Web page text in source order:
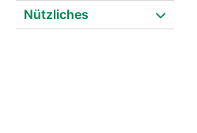
Nützliches